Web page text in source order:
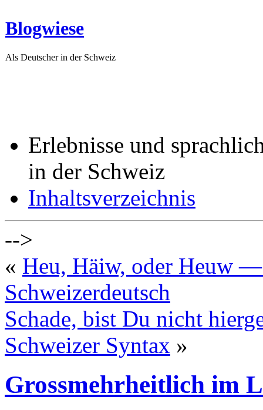
Blogwiese
Als Deutscher in der Schweiz
Erlebnisse und
in der Schweiz
Inhaltsverzeichnis
-->
« Heu, Häiw, oder Heuw
Schweizerdeutsch
Schade, bist Du nicht
Schweizer Syntax »
Grossmehrheitlich im